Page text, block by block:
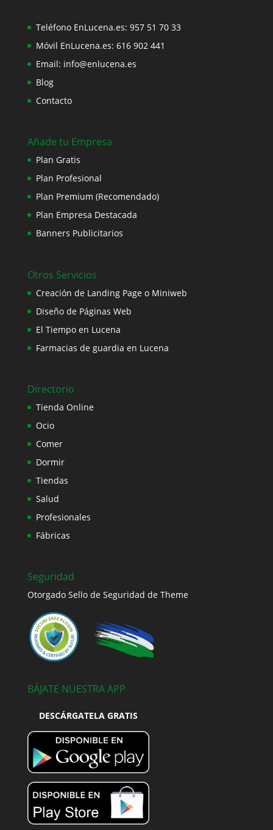
Teléfono EnLucena.es: 957 51 70 33
Móvil EnLucena.es: 616 902 441
Email: info@enlucena.es
Blog
Contacto
Añade tu Empresa
Plan Gratis
Plan Profesional
Plan Premium (Recomendado)
Plan Empresa Destacada
Banners Publicitarios
Otros Servicios
Creación de Landing Page o Miniweb
Diseño de Páginas Web
El Tiempo en Lucena
Farmacias de guardia en Lucena
Directorio
Tienda Online
Ocio
Comer
Dormir
Tiendas
Salud
Profesionales
Fábricas
Seguridad
Otorgado Sello de Seguridad de Theme
BÁJATE NUESTRA APP
DESCÁRGATELA GRATIS